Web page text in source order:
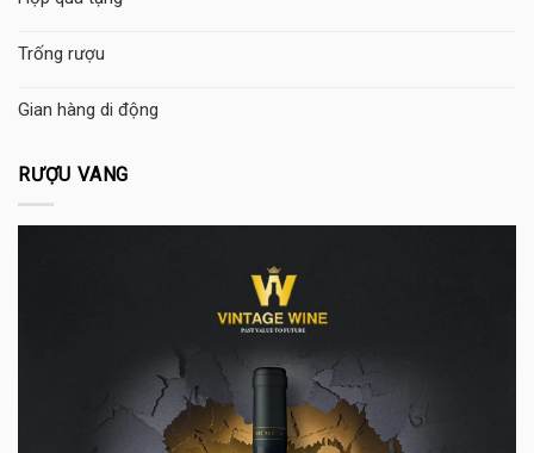
Trống rượu
Gian hàng di động
RƯỢU VANG